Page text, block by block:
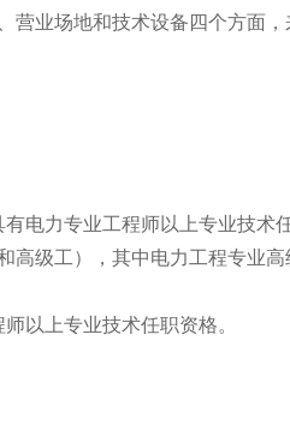
营业场地和技术设备四个方面
电力专业工程师以上专业技术
级工），其中电力工程专业
以上专业技术任职资格。